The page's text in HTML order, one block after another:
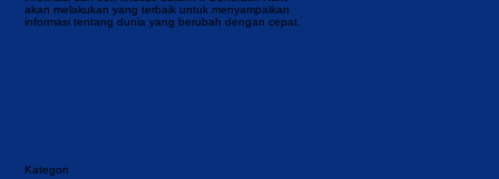
akan melakukan yang terbaik untuk menyampaikan
informasi tentang dunia yang berubah dengan cepat.
Kategori